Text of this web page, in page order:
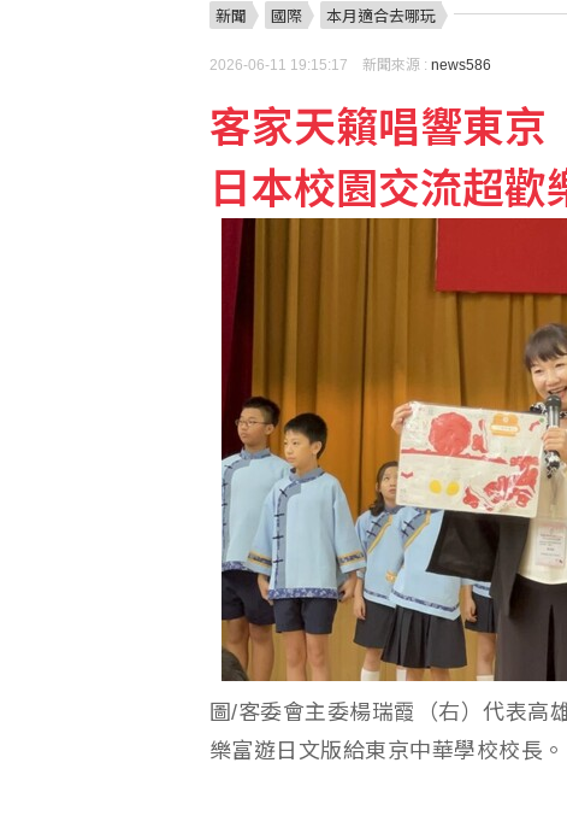
中東和平希望蒙塵 亞股多
foodpanda：外送專法後成
新聞 國際 本月適合去哪玩
2026-06-11 19:15:17 新聞來源 : news586
客家天籟唱響東
日本校園交流超歡
圖/客委會主委楊瑞霞（右）代表高
樂富遊日文版給東京中華學校校長。